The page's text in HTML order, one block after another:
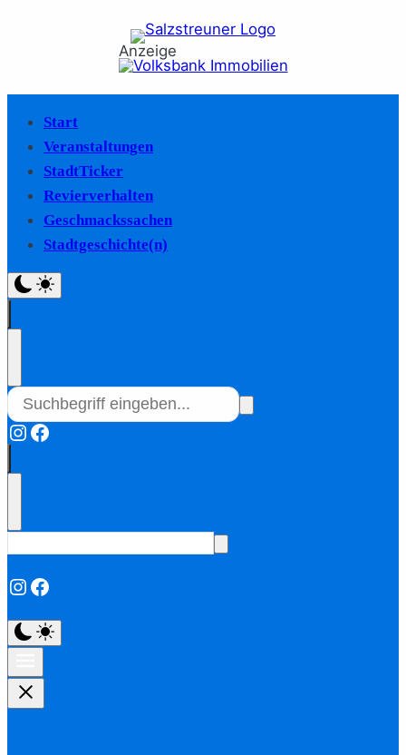
Anzeige
Start
Veranstaltungen
StadtTicker
Revierverhalten
Geschmackssachen
Stadtgeschichte(n)
Instagram
Facebook
Instagram
Facebook